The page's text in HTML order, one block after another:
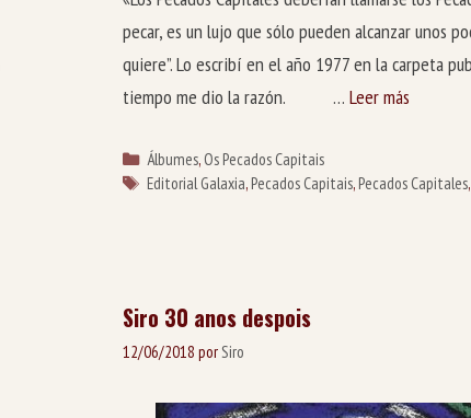
pecar, es un lujo que sólo pueden alcanzar unos
quiere”. Lo escribí en el año 1977 en la carpeta
tiempo me dio la razón. … Leer más
Categorías
Álbumes, Os Pecados Capitais
Etiquetas
Editorial Galaxia,Pecados Capitais,Pecados Capitales
Siro 30 anos despois
12/06/2018 por Siro